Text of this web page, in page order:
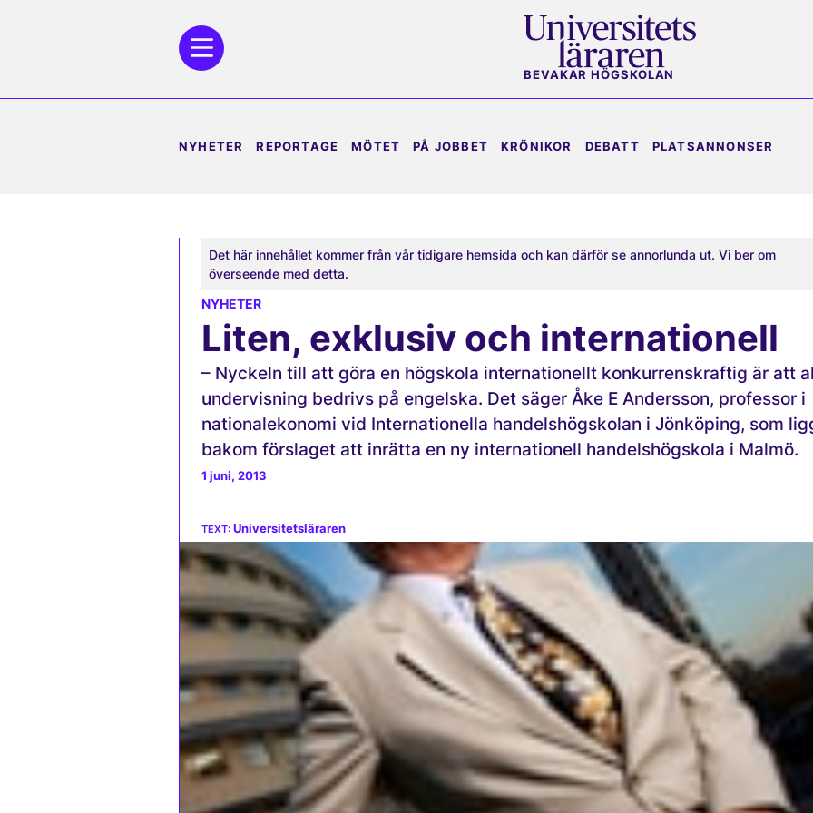
BEVAKAR HÖGSKOLAN
NYHETER REPORTAGE MÖTET PÅ JOBBET KRÖNIKOR DEBATT PLATSANNONSER
Det här innehållet kommer från vår tidigare hemsida och kan därför se annorlunda ut. Vi ber om
överseende med detta.
NYHETER
Liten, exklusiv och internationell
– Nyckeln till att göra en högskola internationellt konkurrenskraftig är att
undervisning bedrivs på engelska. Det säger Åke E Andersson, professor i
nationalekonomi vid Internationella handelshögskolan i Jönköping, som
bakom förslaget att inrätta en ny internationell handelshögskola i Malmö.
1 juni, 2013
Universitetsläraren